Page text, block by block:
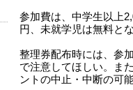
参加費は、中学生以上
円、未就学児は無料と
整理券配布時には、参
で注意してほしい。ま
ントの中止・中断の可